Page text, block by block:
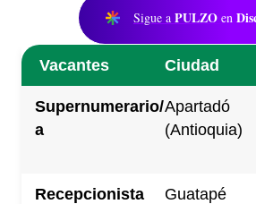
Sigue a PULZO en
Vacantes Ciudad
Supernumerario/
a
Apartadó
(Antioquia)
Recepcionista
Guatapé